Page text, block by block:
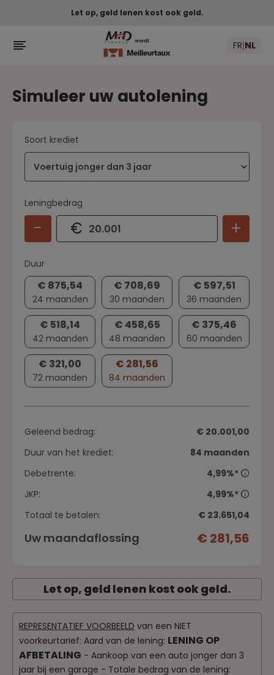
Let op, geld lenen kost ook geld.
 FR NL
Simuleer uw autolening
Soort krediet
Leningbedrag
- € +
Duur
€ 875,54
24 maanden
€ 708,69
30 maanden
€ 597,51
36 maanden
€ 518,14
42 maanden
€ 458,65
48 maanden
€ 375,46
60 maanden
€ 321,00
72 maanden
€ 281,56
84 maanden
Geleend bedrag:
€ 20.001,00
Duur van het krediet:
84 maanden
Debetrente:
4,99%*
JKP:
4,99%*
Totaal te betalen:
€ 23.651,04
Uw maandaflossing € 281,56
Let op, geld lenen kost ook geld.
REPRESENTATIEF VOORBEELD van een NIET
voorkeurtarief: Aard van de lening: LENING OP
AFBETALING - Aankoop van een auto jonger dan 3
jaar bij een garage - Totale bedrag van de lening: